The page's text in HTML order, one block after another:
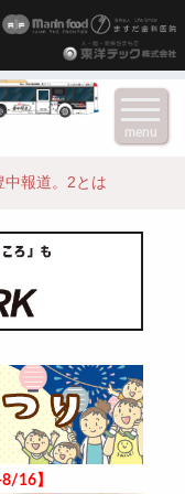
中報道。2とは
16】
menu